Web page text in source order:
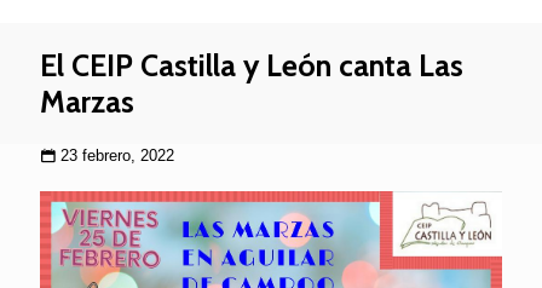
El CEIP Castilla y León canta Las
Marzas
23 febrero, 2022